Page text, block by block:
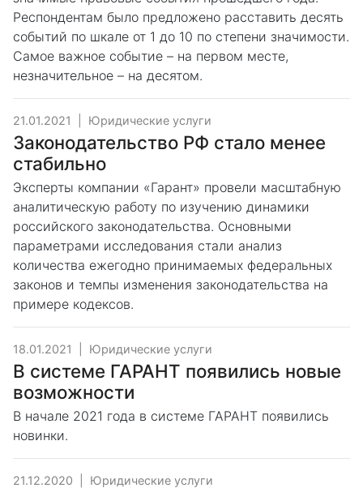
Респондентам было предложено расставить десять
событий по шкале от 1 до 10 по степени значимости.
Самое важное событие – на первом месте,
незначительное – на десятом.
21.01.2021 Юридические услуги
Законодательство РФ стало менее
стабильно
Эксперты компании «Гарант» провели масштабную
аналитическую работу по изучению динамики
российского законодательства. Основными
параметрами исследования стали анализ
количества ежегодно принимаемых федеральных
законов и темпы изменения законодательства на
примере кодексов.
18.01.2021 Юридические услуги
В системе ГАРАНТ появились новые
возможности
В начале 2021 года в системе ГАРАНТ появились
новинки.
21.12.2020 Юридические услуги